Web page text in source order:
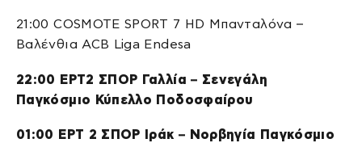
21:00 COSMOTE SPORT 7 HD Μπανταλόνα –
Βαλένθια ACB Liga Endesa
22:00 ΕΡΤ2 ΣΠΟΡ Γαλλία – Σενεγάλη
Παγκόσμιο Κύπελλο Ποδοσφαίρου
01:00 ΕΡΤ 2 ΣΠΟΡ Ιράκ – Νορβηγία Παγκόσμιο